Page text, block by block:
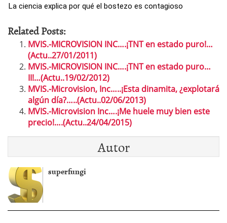
La ciencia explica por qué el bostezo es contagioso
Related Posts:
MVIS.-MICROVISION INC….¡TNT en estado puro!…
(Actu..27/01/2011)
MVIS.-MICROVISION INC….¡TNT en estado puro…
II!…(Actu..19/02/2012)
MVIS.-Microvision, Inc…..¡Esta dinamita, ¿explotará
algún día?…..(Actu..02/06/2013)
MVIS.-Microvision Inc….¡Me huele muy bien este
precio!….(Actu..24/04/2015)
Autor
superfungi